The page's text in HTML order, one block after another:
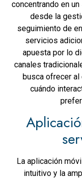
concentrando en
desde la
seguimiento de
servicios
apuesta por lo
canales
busca ofrecer
cuándo
La aplicación
intuitivo y la